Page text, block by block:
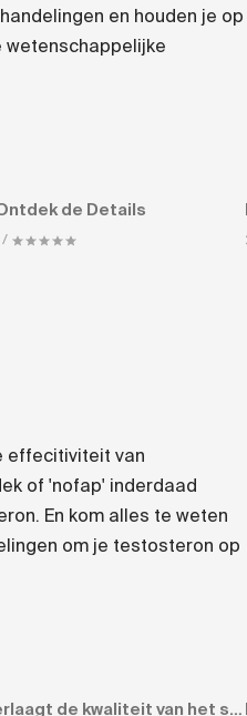
en houden je op
wetenschappelijke
de Details
/
effecitiviteit van
of 'nofap' inderdaad
En kom alles te weten
om je testosteron op
Nofap: Niet masturberen verlaagt de kwaliteit van het sperma